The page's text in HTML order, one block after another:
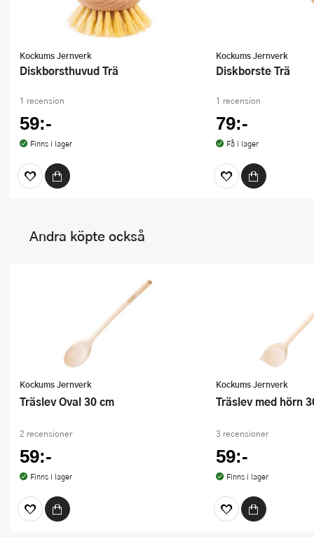
Kockums Jernverk
Diskborsthuvud Trä
1 recension
59:-
Finns i lager
Kockums Jernverk
Diskborste Trä
1 recension
79:-
Få i lager
Andra köpte också
Kockums Jernverk
Träslev Oval 30 cm
2 recensioner
59:-
Finns i lager
Kockums Jernverk
Träslev med hörn
3 recensioner
59:-
Finns i lager